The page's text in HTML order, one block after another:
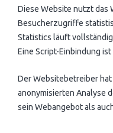
Diese Website nutzt das
Besucherzugriffe
Statistics läuft
Eine Script-Einbindung
Der Websitebetreiber
anonymisierten Analyse
sein Webangebot als